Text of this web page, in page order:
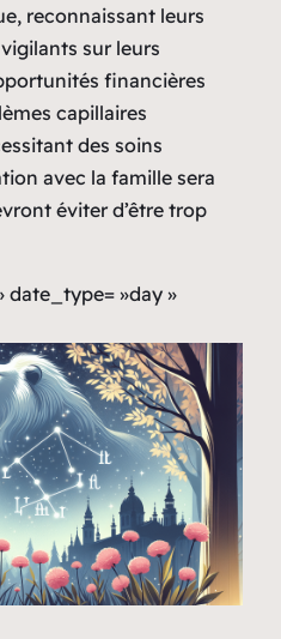
reconnaissant leurs
sur leurs
financières
capillaires
des soins
avec la famille sera
éviter d’être trop
date_type= »day »